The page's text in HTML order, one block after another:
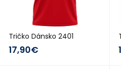
Tričko Dánsko 2401
17,90€